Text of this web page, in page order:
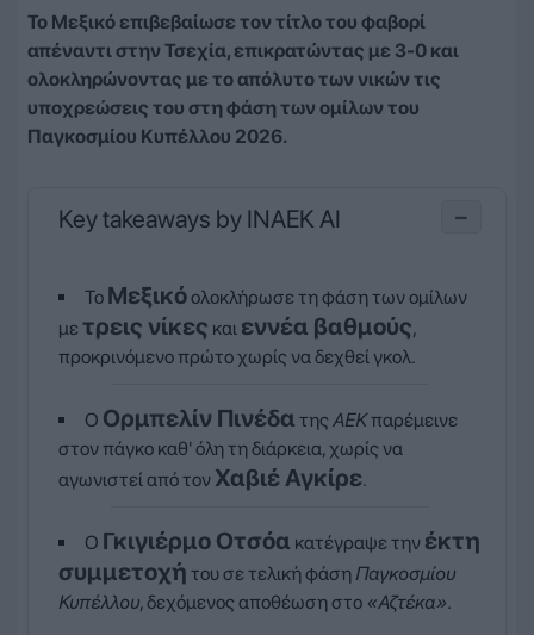
Το Μεξικό επιβεβαίωσε τον τίτλο του φαβορί
απέναντι στην Τσεχία, επικρατώντας με 3-0 και
ολοκληρώνοντας με το απόλυτο των νικών τις
υποχρεώσεις του στη φάση των ομίλων του
Παγκοσμίου Κυπέλλου 2026.
Key takeaways by INAEK AI −
Το Μεξικόολοκλήρωσε τη φάση των ομίλων
με τρεις νίκες και εννέα βαθμούς,
προκρινόμενο πρώτο χωρίς να δεχθεί γκολ.
Ο Ορμπελίν Πινέδα της ΑΕΚπαρέμεινε
στον πάγκο καθ' όλη τη διάρκεια, χωρίς να
αγωνιστεί από τον Χαβιέ Αγκίρε.
Ο Γκιγιέρμο Οτσόα κατέγραψε την έκτη
συμμετοχή του σε τελική φάση Παγκοσμίου
Κυπέλλου, δεχόμενος αποθέωση στο «Αζτέκα».